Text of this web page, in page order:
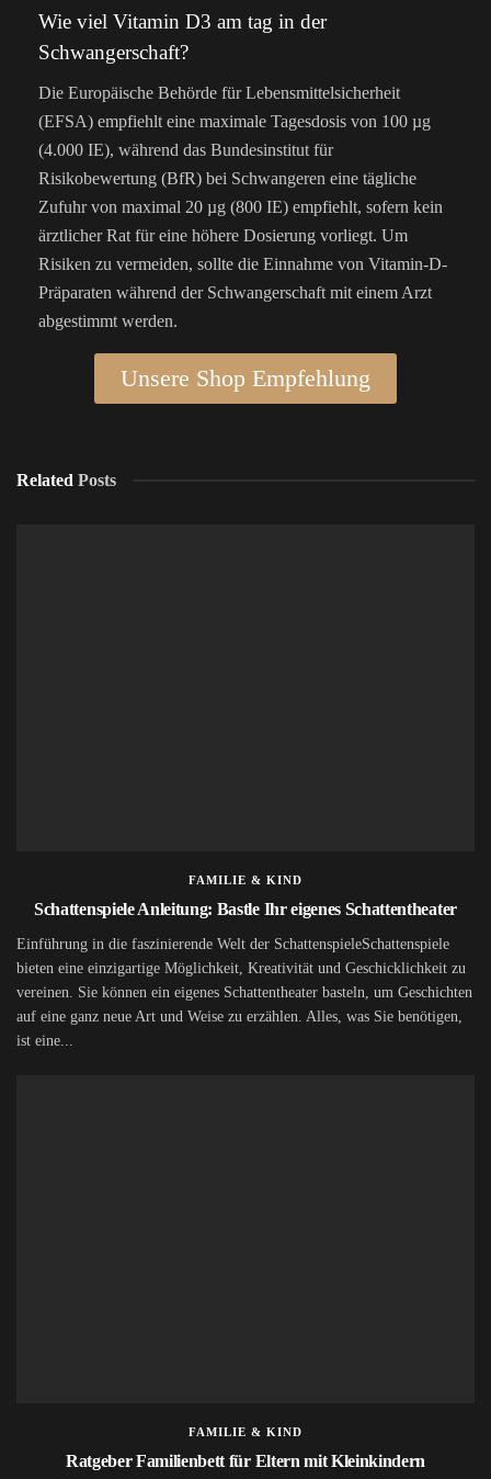
Wie viel Vitamin D3 am tag in der
Schwangerschaft?
Die Europäische Behörde für Lebensmittelsicherheit
(EFSA) empfiehlt eine maximale Tagesdosis von 100 µg
(4.000 IE), während das Bundesinstitut für
Risikobewertung (BfR) bei Schwangeren eine tägliche
Zufuhr von maximal 20 µg (800 IE) empfiehlt, sofern kein
ärztlicher Rat für eine höhere Dosierung vorliegt. Um
Risiken zu vermeiden, sollte die Einnahme von Vitamin-D-
Präparaten während der Schwangerschaft mit einem Arzt
abgestimmt werden.
Unsere Shop Empfehlung
Related Posts
FAMILIE & KIND
Schattenspiele Anleitung: Bastle Ihr eigenes Schattentheater
Einführung in die faszinierende Welt der SchattenspieleSchattenspiele
bieten eine einzigartige Möglichkeit, Kreativität und Geschicklichkeit zu
vereinen. Sie können ein eigenes Schattentheater basteln, um Geschichten
auf eine ganz neue Art und Weise zu erzählen. Alles, was Sie benötigen,
ist eine...
FAMILIE & KIND
Ratgeber Familienbett für Eltern mit Kleinkindern